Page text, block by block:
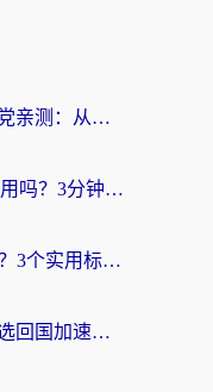
如何翻墙到中国免费？海外党亲测：从踩坑到选对加速器的全攻略
海外党必看：云极和Bling好用吗？3分钟教你选对回国加速器
从澳门用什么VPN访问国内？3个实用标准帮你避开坑，无缝刷剧听歌
穿梭和银河哪个好？海外党选回国加速器的避坑指南，附番茄加速器实测体验